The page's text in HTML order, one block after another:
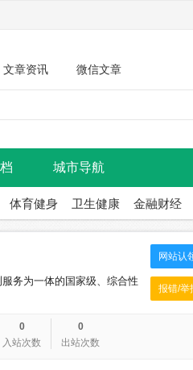
文章资讯 微信文章
城市导航
体育健身 卫生健康 金融财经
务为一体的国家级、综合性
网站认
报错/举
0
入站次数
0
出站次数